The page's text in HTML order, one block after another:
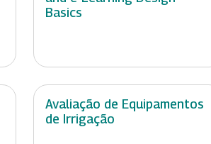
Basics
Avaliação de Equipamentos
de Irrigação